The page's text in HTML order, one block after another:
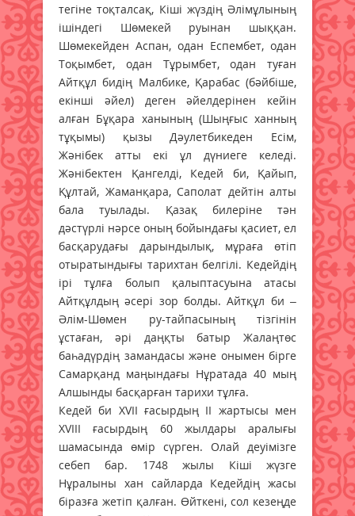
тегіне тоқталсақ, Кіші жүздің Әлімұлының
ішіндегі Шөмекей руынан шыққан.
Шөмекейден Аспан, одан Еспембет, одан
Тоқымбет, одан Тұрымбет, одан туған
Айтқұл бидің Малбике, Қарабас (бәйбіше,
екінші әйел) деген әйелдерінен кейін
алған Бұқара ханының (Шыңғыс ханның
тұқымы) қызы Дәулетбикеден Есім,
Жәнібек атты екі ұл дүниеге келеді.
Жәнібектен Қангелді, Кедей би, Қайып,
Құлтай, Жаманқара, Саполат дейтін алты
бала туылады. Қазақ билеріне тән
дәстүрлі нәрсе оның бойындағы қасиет, ел
басқарудағы дарындылық, мұраға өтіп
отыратындығы тарихтан белгілі. Кедейдің
ірі тұлға болып қалыптасуына атасы
Айтқұлдың әсері зор болды. Айтқұл би –
Әлім-Шөмен ру-тайпасының тізгінін
ұстаған, әрі даңқты батыр Жалаңтөс
баһадүрдің замандасы және онымен бірге
Самарқанд маңындағы Нұратада 40 мың
Алшынды басқарған тарихи тұлға.
Кедей би ХVІІ ғасырдың ІІ жартысы мен
ХVІІІ ғасырдың 60 жылдары аралығы
шамасында өмір сүрген. Олай деуімізге
себеп бар. 1748 жылы Кіші жүзге
Нұралыны хан сайларда Кедейдің жасы
біразға жетіп қалған. Өйткені, сол кезеңде